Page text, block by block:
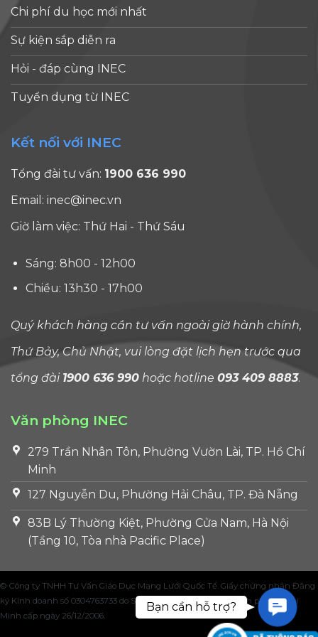
đáng cân
nhắc. Sự cân
bằng [...]
quốc tế – đại
học [...]
Chi phí du học mới nhất
Sự kiện sắp diễn ra
Hỏi - đáp cùng INEC
Tuyển dụng từ INEC
Kết nối với INEC
Tổng đài tư vấn: 1900 636 990
Email: inec@inec.vn
Giờ làm việc: Thứ Hai - Thứ Sáu
Sáng: 8h00 - 12h00
Chiều: 13h30 - 17h00
Quý khách hàng cần tư vấn ngoài giờ hành chính,
Thứ Bảy, Chủ Nhật, vui lòng đặt lịch hẹn trước qua
tổng đài 1900 636 990 hoặc hotline 093 409 8883.
Văn phòng INEC
279 Trần Nhân Tôn, Phường Vườn Lài, TP. Hồ Chí
Minh
127 Nguyễn Du, Phường Hải Châu, TP. Đà Nẵng
83B Lý Thường Kiệt, Phường Cửa Nam, Hà Nội
(Tầng 10, Tòa nhà Pacific Place)
© Công ty TNHH Tư Vấn Giáo Dục Mạng Lưới Quốc Tế. Giấy chứng nhận Đăng
ký Kinh doanh số 0304763733 do Sở Kế hoạch và Đầu tư Thành phố Hồ Chí
Minh cấp ngày 26/12/2006.
Bạn cần hỗ trợ?